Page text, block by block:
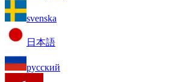
svenska
日本語
русский